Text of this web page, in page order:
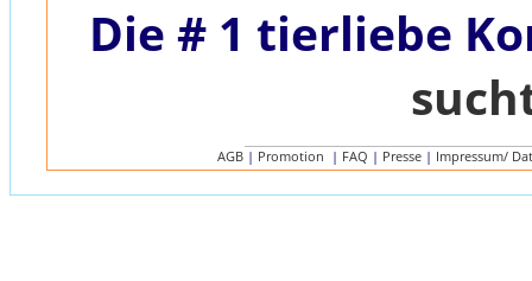
Die # 1 tierliebe
AGB | Promotion | FAQ | Presse | Impressum/